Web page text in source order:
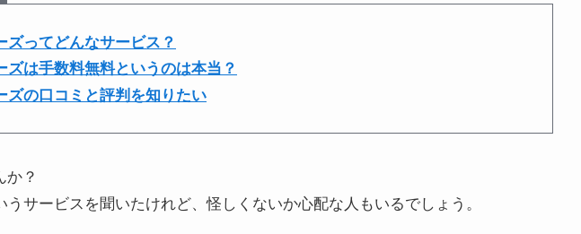
ズってどんなサービス？
ズは手数料無料というのは本当？
ズの口コミと評判を知りたい
か？
うサービスを聞いたけれど、怪しくないか心配な人もいるでしょう。